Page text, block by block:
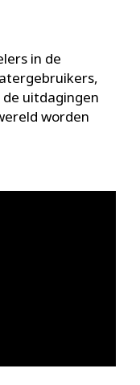
in de
uitdagingen
worden